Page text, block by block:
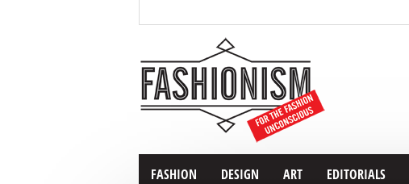
FASHION DESIGN ART EDITORIALS